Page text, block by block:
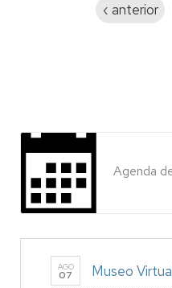
Página
‹ anterior
Agenda
AGO
07 Museo